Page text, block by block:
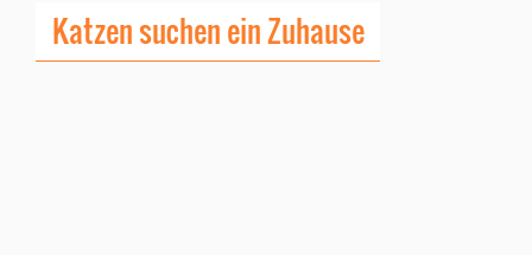
Katzen suchen ein Zuhause